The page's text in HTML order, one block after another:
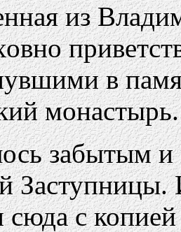
из
в
монастырь.
забытым и
Заступницы.
сюда с